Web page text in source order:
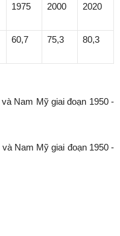
1975 2000 2020
60,7 75,3 80,3
Nam Mỹ giai đoạn 1950 -
Nam Mỹ giai đoạn 1950 -